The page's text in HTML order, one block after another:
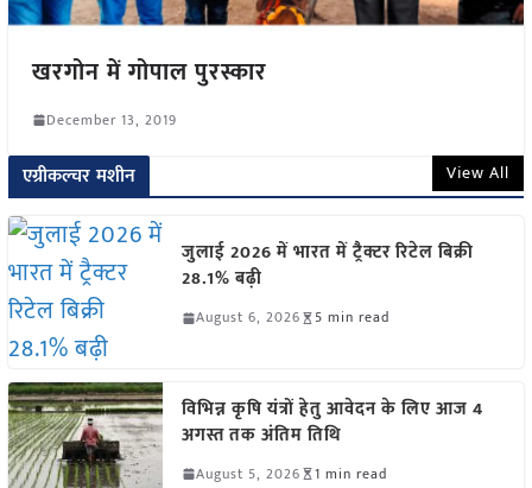
खरगोन में गोपाल पुरस्कार
December 13, 2019
एग्रीकल्चर मशीन View All
जुलाई 2026 में भारत में ट्रैक्टर रिटेल बिक्री
28.1% बढ़ी
August 6, 2026 5 min read
विभिन्न कृषि यंत्रों हेतु आवेदन के लिए आज 4
अगस्त तक अंतिम तिथि
August 5, 2026 1 min read